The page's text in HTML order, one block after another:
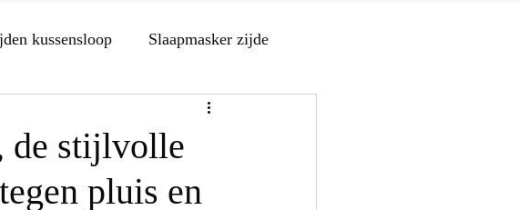
kussensloop Slaapmasker zijde
de stijlvolle
pluis en